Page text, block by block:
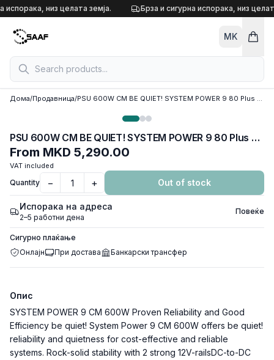
Skip to content
испорака, низ целата земја. Брза и сигурна испорака, низ
MK
Дома/Продавница/ PSU 600W CM BE QUIET! SYSTEM POWER 9 80 Plus BRONZE SEMI MODULAR, BN302
PSU 600W CM BE QUIET! SYSTEM POWER 9 80 Plus BRONZE SEMI MODULAR, BN302
From MKD 5,290.00
VAT included
Quantity − + Out of stock
Испорака на адреса
2–5 работни дена
Повеќе
Сигурно плаќање
Онлајн
При достава Банкарски трансфер
Опис
SYSTEM POWER 9 CM 600W Proven Reliability and Good
Efficiency be quiet! System Power 9 CM 600W offers be quiet!
reliability and quietness for cost-effective and reliable
systems. Rock-solid stability with 2 strong 12V-railsDC-to-DC